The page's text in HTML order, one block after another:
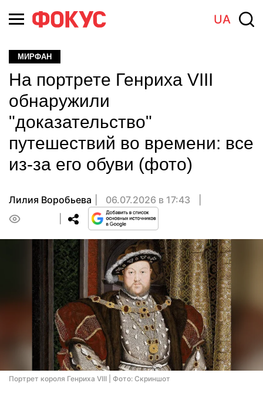
UA
МИРФАН
На портрете Генриха VIII
обнаружили
"доказательство"
путешествий во времени: все
из-за его обуви (фото)
Лилия Воробьева
06.07.2026 в 17:43
Портрет короля Генриха VIII | Фото: Скриншот